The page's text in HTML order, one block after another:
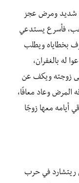
شديد ومرض عجز
فأسرع يستدعي
بخطاياه ويطلب
له بالغفران،
زوجته ويكف عن
المرض وعاد معافًا،
أيامه معها زوجًا
ريتشارد في حرب